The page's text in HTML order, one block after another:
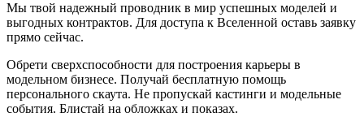
Мы твой надежный проводник в мир успешных моделей и
выгодных контрактов. Для доступа к Вселенной оставь заявку
прямо сейчас.
Обрети сверхспособности для построения карьеры в
модельном бизнесе. Получай бесплатную помощь
персонального скаута. Не пропускай кастинги и модельные
события. Блистай на обложках и показах.